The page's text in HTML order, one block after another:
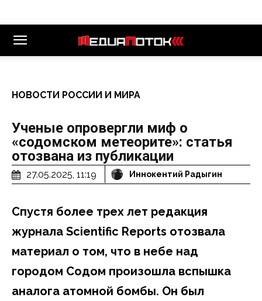
НОВОСТИ РОССИИ И МИРА
Ученые опровергли миф о
«содомском метеорите»: статья
отозвана из публикации
27.05.2025, 11:19 Иннокентий Радыгин
Спустя более трех лет редакция
журнала Scientific Reports отозвала
материал о том, что в небе над
городом Содом произошла вспышка
аналога атомной бомбы. Он был